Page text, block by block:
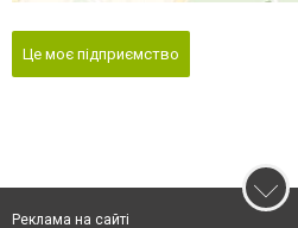
Це моє підприємство
Реклама на сайті